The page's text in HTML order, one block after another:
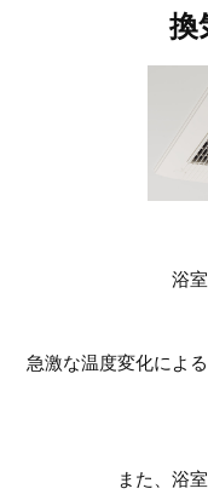
換
浴
急激な温度変化によ
また、浴